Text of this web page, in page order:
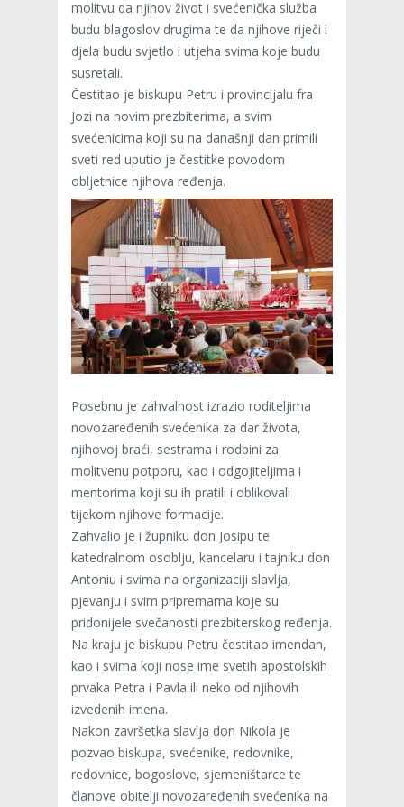
molitvu da njihov život i svećenička služba
budu blagoslov drugima te da njihove riječi i
djela budu svjetlo i utjeha svima koje budu
susretali.
Čestitao je biskupu Petru i provincijalu fra
Jozi na novim prezbiterima, a svim
svećenicima koji su na današnji dan primili
sveti red uputio je čestitke povodom
obljetnice njihova ređenja.
Posebnu je zahvalnost izrazio roditeljima
novozaređenih svećenika za dar života,
njihovoj braći, sestrama i rodbini za
molitvenu potporu, kao i odgojiteljima i
mentorima koji su ih pratili i oblikovali
tijekom njihove formacije.
Zahvalio je i župniku don Josipu te
katedralnom osoblju, kancelaru i tajniku don
Antoniu i svima na organizaciji slavlja,
pjevanju i svim pripremama koje su
pridonijele svečanosti prezbiterskog ređenja.
Na kraju je biskupu Petru čestitao imendan,
kao i svima koji nose ime svetih apostolskih
prvaka Petra i Pavla ili neko od njihovih
izvedenih imena.
Nakon završetka slavlja don Nikola je
pozvao biskupa, svećenike, redovnike,
redovnice, bogoslove, sjemeništarce te
članove obitelji novozaređenih svećenika na